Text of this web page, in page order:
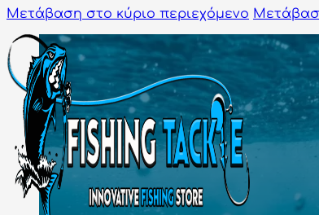
Μετάβαση στο κύριο περιεχόμενο